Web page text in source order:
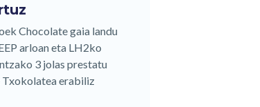
Chocolate gaia landu
arloan eta LH2ko
3 jolas prestatu
erabiliz